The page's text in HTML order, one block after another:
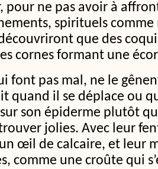
pour ne pas avoir à
spirituels comme
que des
cornes formant une
font pas mal, ne le
quand il se déplace ou
son épiderme plutôt
jolies. Avec leur
œil de calcaire, et leur
comme une croûte qui